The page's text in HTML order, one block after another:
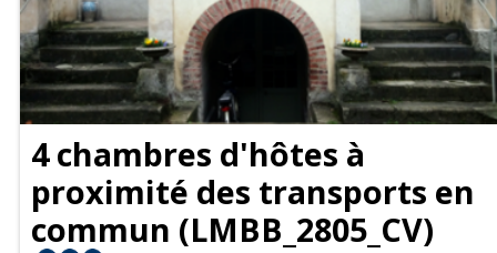
4 chambres d'hôtes à
proximité des transports en
commun (LMBB_2805_CV)